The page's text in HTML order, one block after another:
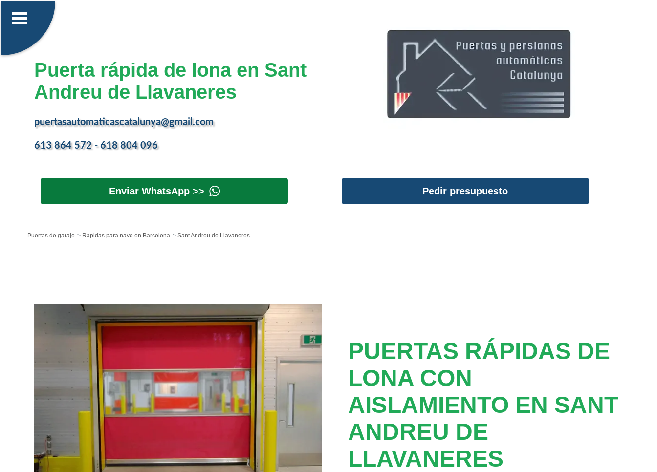
Puerta rápida de lona en Sant
Andreu de Llavaneres
puertasautomaticascatalunya@gmail.com
613 864 572 - 618 804 096
Enviar WhatsApp >> Pedir presupuesto
Puertas de garaje Rápidas para nave en Barcelona Sant Andreu de Llavaneres
PUERTAS RÁPIDAS DE
LONA CON
AISLAMIENTO EN SANT
ANDREU DE
LLAVANERES